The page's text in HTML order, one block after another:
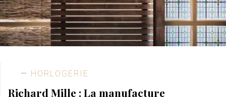
HORLOGERIE
Richard Mille : La manufacture